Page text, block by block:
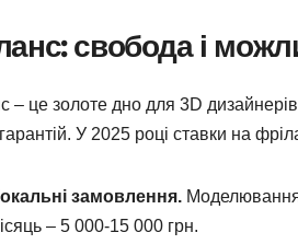
свобода і
– це золоте дно для 3D
У 2025 році ставки на
замовлення. Моделювання
– 5 000-15 000 грн.